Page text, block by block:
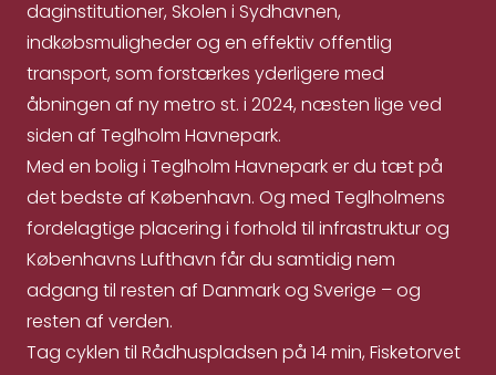
daginstitutioner, Skolen i Sydhavnen,
indkøbsmuligheder og en effektiv offentlig
transport, som forstærkes yderligere med
åbningen af ny metro st. i 2024, næsten lige ved
siden af Teglholm Havnepark.
Med en bolig i Teglholm Havnepark er du tæt på
det bedste af København. Og med Teglholmens
fordelagtige placering i forhold til infrastruktur og
Københavns Lufthavn får du samtidig nem
adgang til resten af Danmark og Sverige – og
resten af verden.
Tag cyklen til Rådhuspladsen på 14 min, Fisketorvet